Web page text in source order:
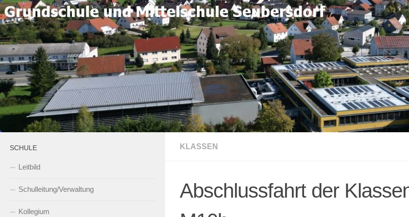
Zum Inhalt springen
KLASSEN
Abschlussfahrt der
SCHULE
Leitbild
Schulleitung/Verwaltung
Kollegium